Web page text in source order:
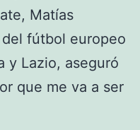
Matías
fútbol europeo
y Lazio, aseguró
que me va a ser